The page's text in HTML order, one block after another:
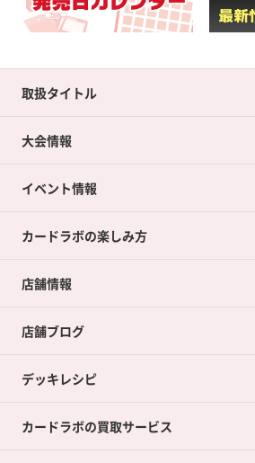
取扱タイトル
大会情報
イベント情報
カードラボの楽しみ方
店舗情報
店舗ブログ
デッキレシピ
カードラボの買取サービス